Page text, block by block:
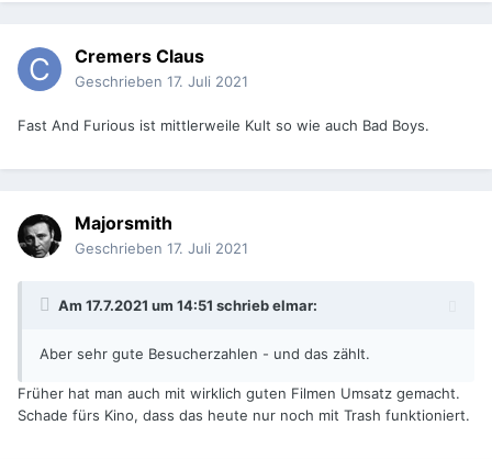
Cremers Claus
Geschrieben 17. Juli 2021
Fast And Furious ist mittlerweile Kult so wie auch Bad Boys.
Majorsmith
Geschrieben 17. Juli 2021
Am 17.7.2021 um 14:51 schriebelmar:
Aber sehr gute Besucherzahlen - und das zählt.
Früher hat man auch mit wirklich guten Filmen Umsatz gemacht.
Schade fürs Kino, dass das heute nur noch mit Trash funktioniert.